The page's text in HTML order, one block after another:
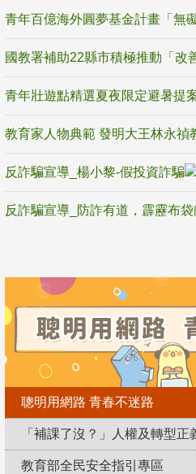
反詐騙宣導_楊小黎-假投資詐騙
聰明用網路 青春不迷路
「補課了沒？」人權及轉型正
教育部全民安全指引專區